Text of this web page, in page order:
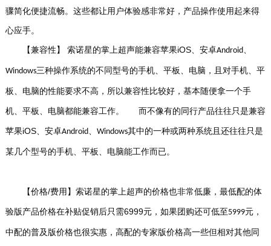
骤简化便捷流畅。 这些都让用户体验感非常好，产品操作使用起来得
心应手。
【兼容性】 索诺星的掌上超声能兼容苹果iOS、安卓Android、
Windows三种操作系统的不同型号的手机、平板、电脑，且对手机、平
板、电脑的性能要求不高，所以兼容性比较好，基本随便拿一个手
机、平板、电脑都能兼容工作。 而不像有的同行产品往往只是兼容
苹果iOS、安卓Android、 Windows其中的一种或两种系统且还往往只是
某几个型号的手机、平板、电脑能工作而已。
【价格/费用】 索诺星的掌上超声的价格也非常低廉，最低配的体
验版产品价格在补贴促销后只需6999元，如果团购还可低至5999元，
中配的普及版价格也很实惠，高配的专家版价格高一些但相对其他同